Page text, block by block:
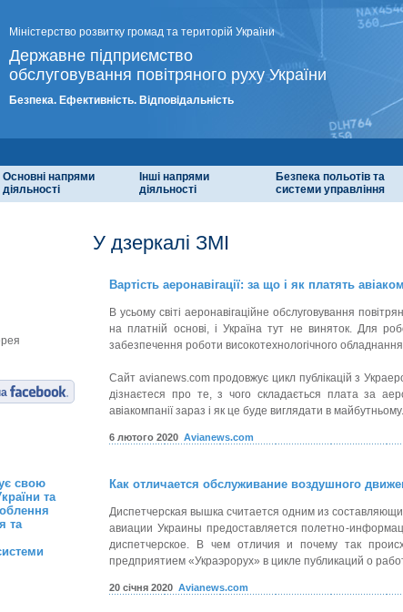
Міністерство розвитку громад та територій України
Державне підприємство
обслуговування повітряного руху України
Безпека. Ефективність. Відповідальність
Основні напрями
діяльності
Інші напрями
діяльності
Безпека польотів та
системи управління
свою
та
та
У дзеркалі ЗМІ
Вартість аеронавігації: за що і як платять
В усьому світі аеронавігаційне обслуговування
на платній основі, і Україна тут не виняток. Для
забезпечення роботи високотехнологічного обладнання
Сайт avianews.com продовжує цикл публікацій з
дізнаєтеся про те, з чого складається плата за
авіакомпанії зараз і як це буде виглядати в майбутньому.
6 лютого 2020 Avianews.com
Как отличается обслуживание воздушного
Диспетчерская вышка считается одним из
авиации Украины предоставляется полетно-
диспетчерское. В чем отличия и почему так
предприятием «Украэрорух» в цикле публикаций о
20 січня 2020 Avianews.com